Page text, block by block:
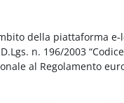
della piattaforma
n. 196/2003
al Regolamento